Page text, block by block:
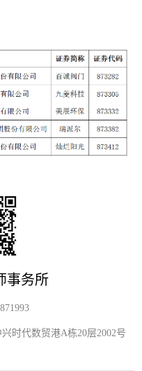
事务所
时代数贸港A栋20层2002号